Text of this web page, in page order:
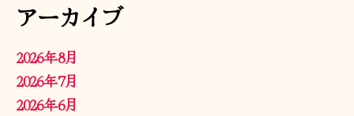
アーカイブ
2026年8月
2026年7月
2026年6月